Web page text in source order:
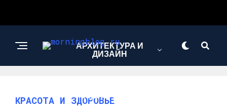
АРХИТЕКТУРА И
ДИЗАЙН
МОДА И СТИЛЬ
КРАСОТА И ЗДОРОВЬЕ